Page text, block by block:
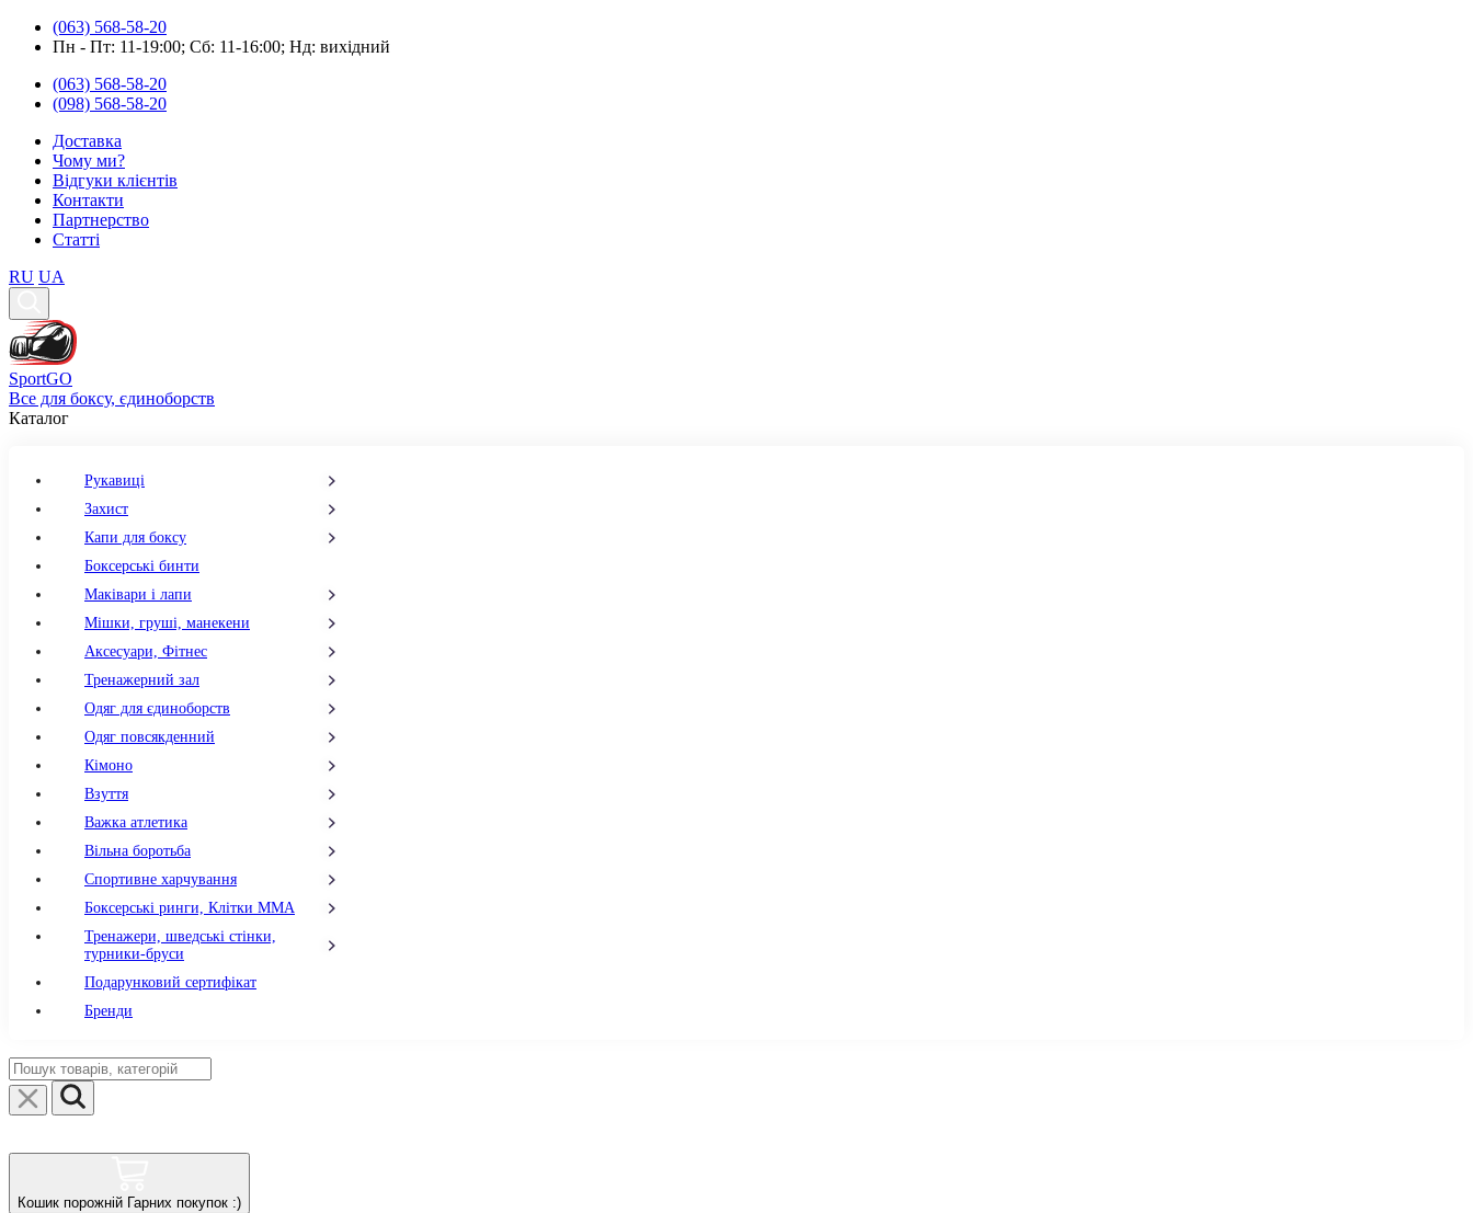
(063) 568-58-20
Пн - Пт: 11-19:00; Cб: 11-16:00; Нд: вихідний
(063) 568-58-20
(098) 568-58-20
Доставка
Чому ми?
Відгуки клієнтів
Контакти
Партнерство
Статті
RU UA
SportGO
Все для боксу, єдиноборств
Каталог
Рукавиці
Захист
Капи для боксу
Боксерські бинти
Маківари і лапи
Мішки, груші, манекени
Аксесуари, Фітнес
Тренажерний зал
Одяг для єдиноборств
Одяг повсякденний
Кімоно
Взуття
Важка атлетика
Вільна боротьба
Спортивне харчування
Боксерські ринги, Клітки ММА
Тренажери, шведські стінки,
турники-бруси
Подарунковий сертифікат
Бренди
Кошик порожній Гарних покупок :)